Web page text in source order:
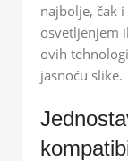
najbolje, čak
osvetljenjem
ovih
jasnoću slike.